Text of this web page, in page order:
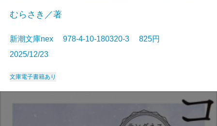
むらさき／著
新潮文庫nex 978-4-10-180320-3 825円
2025/12/23
文庫電子書籍あり